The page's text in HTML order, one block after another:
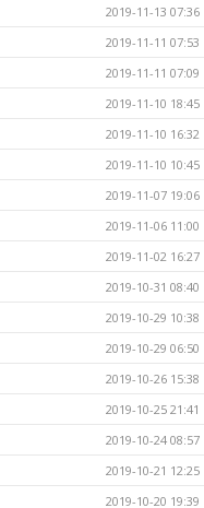
2019-11-13 07:36
2019-11-11 07:53
2019-11-11 07:09
2019-11-10 18:45
2019-11-10 16:32
2019-11-10 10:45
2019-11-07 19:06
2019-11-06 11:00
2019-11-02 16:27
2019-10-31 08:40
2019-10-29 10:38
2019-10-29 06:50
2019-10-26 15:38
2019-10-25 21:41
2019-10-24 08:57
2019-10-21 12:25
2019-10-20 19:39